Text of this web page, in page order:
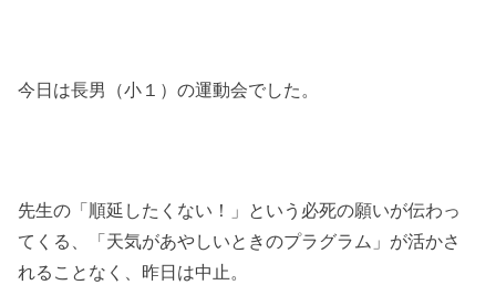
今日は長男（小１）の運動会でした。
先生の「順延したくない！」という必死の願いが伝わっ
てくる、「天気があやしいときのプラグラム」が活かさ
れることなく、昨日は中止。